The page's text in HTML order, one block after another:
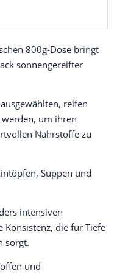
800g-Dose bringt
sonnengereifter
reifen
um ihren
Nährstoffe zu
Suppen und
intensiven
Konsistenz, die für Tiefe
sorgt.
und